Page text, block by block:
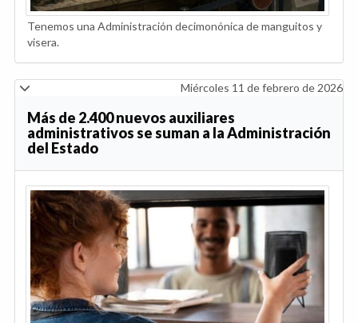
Tenemos una Administración decimonónica de manguitos y
visera.
Miércoles 11 de febrero de 2026
Más de 2.400 nuevos auxiliares
administrativos se suman a la Administración
del Estado